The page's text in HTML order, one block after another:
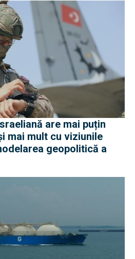
are mai puțin
mai mult cu viziunile
geopolitică a